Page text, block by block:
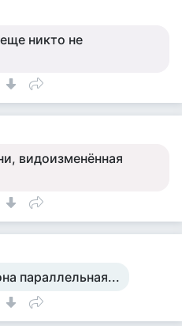
никто не
видоизменённая
параллельная...